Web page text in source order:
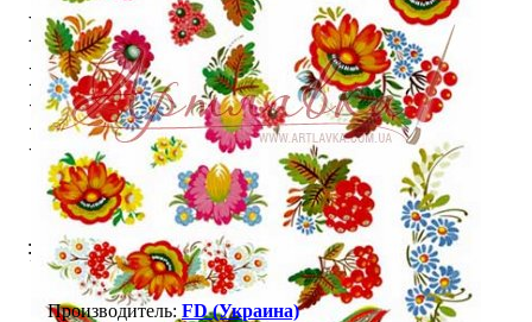
Набор
наклеек
Inspired by
Ukraine
"Петриковка"
#265
FD (Украина)